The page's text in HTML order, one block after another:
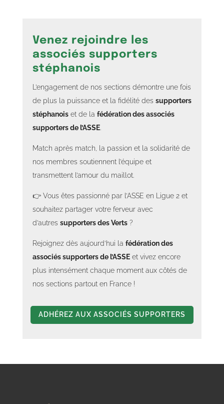
Venez rejoindre les
associés supporters
stéphanois
L’engagement de nos sections démontre une fois
de plus la puissance et la fidélité des supporters
stéphanois et de la fédération des associés
supporters de l’ASSE.
Match après match, la passion et la solidarité de
nos membres soutiennent l’équipe et
transmettent l’amour du maillot.
👉 Vous êtes passionné par l’ASSE en Ligue 2 et
souhaitez partager votre ferveur avec
d’autres supporters des Verts ?
Rejoignez dès aujourd’hui la fédération des
associés supporters de l’ASSE et vivez encore
plus intensément chaque moment aux côtés de
nos sections partout en France !
ADHÉREZ AUX ASSOCIÉS SUPPORTERS